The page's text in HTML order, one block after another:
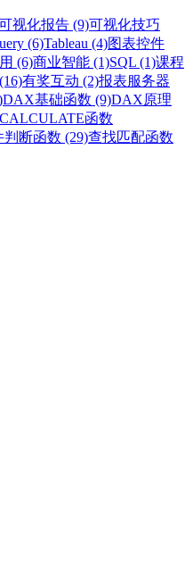
视化报告 (9)可视化技巧
(6)Tableau (4)图表控件
(6)商业智能 (1)SQL (1)课程
有奖互动 (2)报表服务器
DAX基础函数 (9)DAX原理
CALCULATE函数
判断函数 (29)查找匹配函数